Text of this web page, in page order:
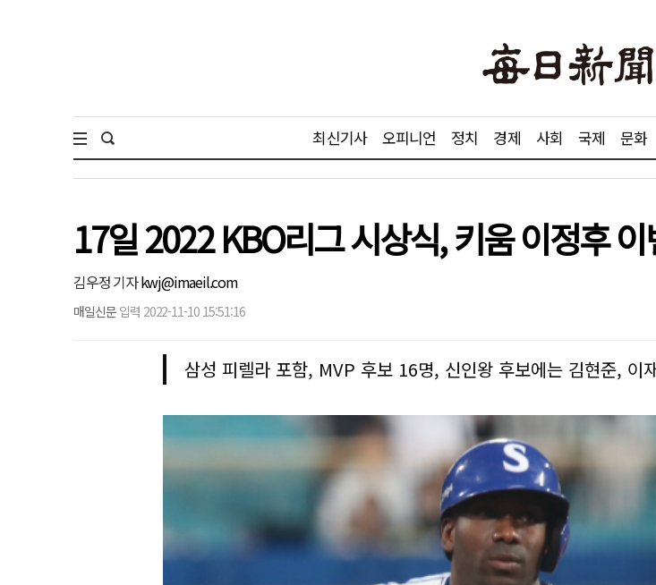
최신기사 오피니언 정치 경제 사회 국제 문화
17일 2022 KBO리그 시상식, 키움 이정후
김우정 기자kwj@imaeil.com
매일신문 입력 2022-11-10 15:51:16
삼성 피렐라 포함, MVP 후보 16명, 신인왕 후보에는 김현준, 이